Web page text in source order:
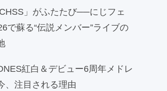
」がふたたび──にじフェ
で蘇る“伝説メンバー”ライブの
紅白＆デビュー6周年メドレ
、注目される理由